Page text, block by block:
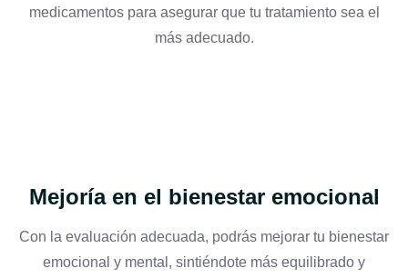
medicamentos para asegurar que tu tratamiento sea el
más adecuado.
Mejoría en el bienestar emocional
Con la evaluación adecuada, podrás mejorar tu bienestar
emocional y mental, sintiéndote más equilibrado y